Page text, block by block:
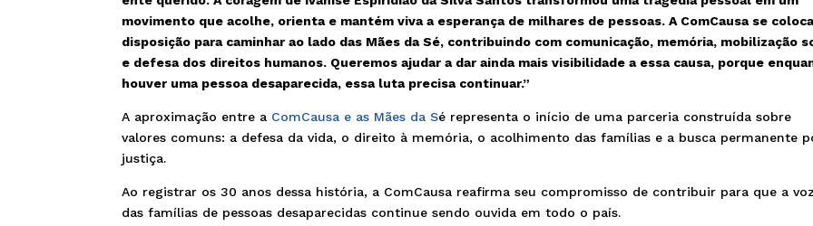
movimento que acolhe, orienta e mantém viva a esperança de milhares de pessoas. A ComCausa se
disposição para caminhar ao lado das Mães da Sé, contribuindo com comunicação, memória, mobilização
e defesa dos direitos humanos. Queremos ajudar a dar ainda mais visibilidade a essa causa, porque
houver uma pessoa desaparecida, essa luta precisa continuar.”
A aproximação entre a ComCausa e as Mães da Sé representa o início de uma parceria construída sobre
valores comuns: a defesa da vida, o direito à memória, o acolhimento das famílias e a busca permanente
justiça.
Ao registrar os 30 anos dessa história, a ComCausa reafirma seu compromisso de contribuir para que a
das famílias de pessoas desaparecidas continue sendo ouvida em todo o país.